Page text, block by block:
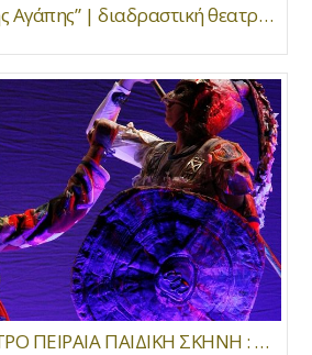
“Το Φορτηγάκι της Αγάπης” | διαδραστική θεατρική παράσταση για παιδιά
ΔΗΜΟΤΙΚΟ ΘΕΑΤΡΟ ΠΕΙΡΑΙΑ ΠΑΙΔΙΚΗ ΣΚΗΝΗ : Ο Μεγαλέξανδρος Νικάει τον Δράκο